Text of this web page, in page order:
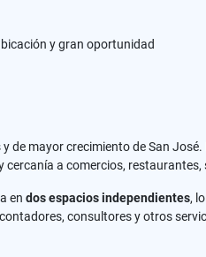
y gran oportunidad
de mayor crecimiento de San
a comercios,
en dos espacios independientes,
consultores y otros